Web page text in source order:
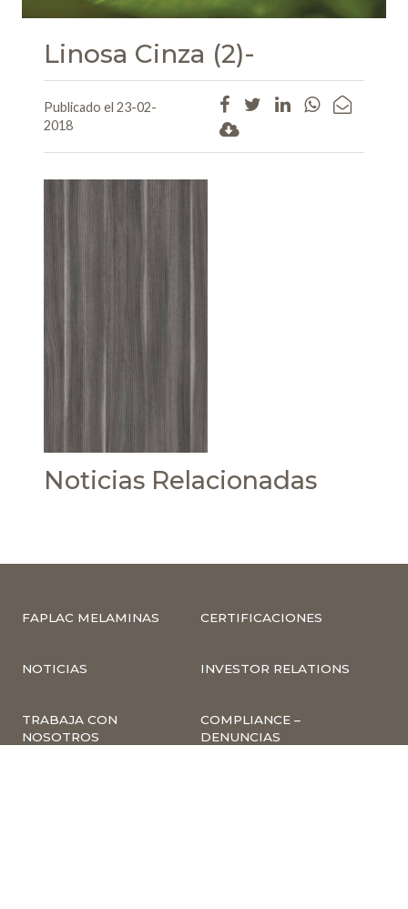
Linosa Cinza (2)-
Publicado el 23-02-
2018
Noticias Relacionadas
FAPLAC MELAMINAS CERTIFICACIONES
NOTICIAS INVESTOR RELATIONS
TRABAJA CON
NOSOTROS
COMPLIANCE –
DENUNCIAS